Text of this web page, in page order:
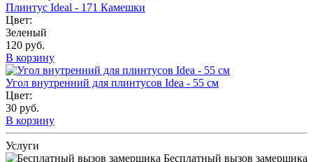
Плинтус Ideal - 171 Камешки
Цвет:
Зеленый
120 руб.
В корзину
Угол внутренний для плинтусов Idea - 55 см
Цвет:
30 руб.
В корзину
Услуги
Бесплатный вызов замерщика